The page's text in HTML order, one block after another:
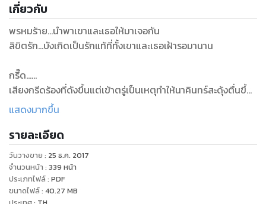
เกี่ยวกับ
พรหมร้าย...นำพาเขาและเธอให้มาเจอกัน
ลิขิตรัก...บังเกิดเป็นรักแท้ที่ทั้งเขาและเธอเฝ้ารอมานาน
กรี๊ด......
เสียงกรีดร้องที่ดังขึ้นแต่เข้าตรู่เป็นเหตุทำให้นาคินทร์สะดุ้งตื่นขึ้น
มาจากนิทรารมณ์อันแสนสุขทันที หัวคิ้วเข้มขมวดมุ่น ดวงตาเป็นก
“ไอ้บ้า ไอ้ลามก โรคจิต แกข่มขืนฉันทำไม” นิศากรบริภาษชายหนุ่ม
ออกมาเป็นชุดพร้อมทั้งรัวกำปั้นเล็กๆ ใส่ชายหนุ่มอย่างไม่คิดจะยั้ง
คำกล่าวหาของแม่เทพธิดาตัวน้อยของเขาทำเอานาคินทร์อึ้งไป
หลายวินาที เพราะตั้งแต่เกิดมายังไม่เคยมีใครกล้าว่าเขาเช่นนี้มา
ก่อนเลย
แสดงมากขึ้น
รายละเอียด
วันวางขาย : 25 ธ.ค. 2017
จำนวนหน้า : 339 หน้า
ประเภทไฟล์: PDF
ขนาดไฟล์: 40.27 MB